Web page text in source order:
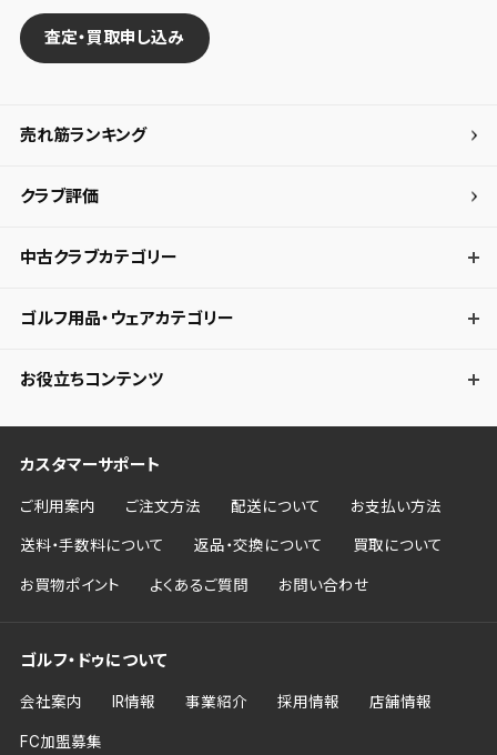
査定・買取申し込み
売れ筋ランキング
クラブ評価
中古クラブカテゴリー
ゴルフ用品・ウェアカテゴリー
お役立ちコンテンツ
カスタマーサポート
ご利用案内 ご注文方法 配送について お支払い方法
送料・手数料について 返品・交換について 買取について
お買物ポイント よくあるご質問 お問い合わせ
ゴルフ・ドゥについて
会社案内 IR情報 事業紹介 採用情報 店舗情報
FC加盟募集